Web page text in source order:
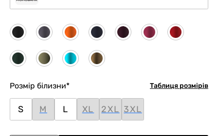
Таблиця розмірів
Розмір білизни*
S M L XL 2XL 3XL